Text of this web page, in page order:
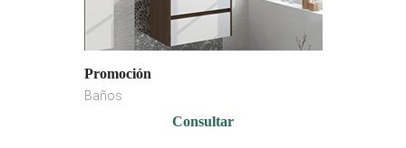
Promoción
Baños
Consultar